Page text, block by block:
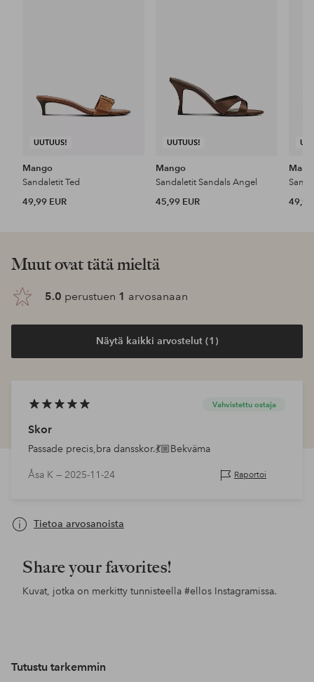
UUTUUS!
Mango
Sandaletit Ted
49,99 EUR
UUTUUS!
Mango
Sandaletit Sandals Angel
45,99 EUR
49,99
Muut ovat tätä mieltä
5.0 perustuen 1 arvosanaan
Näytä kaikki arvostelut (1)
Vahvistettu ostaja
Skor
Passade precis,bra dansskor.💃🏼Bekväma
Åsa K — 2025-11-24 Raportoi
Tietoa arvosanoista
Share your favorites!
Kuvat, jotka on merkitty tunnisteella #ellos Instagramissa.
Tutustu tarkemmin